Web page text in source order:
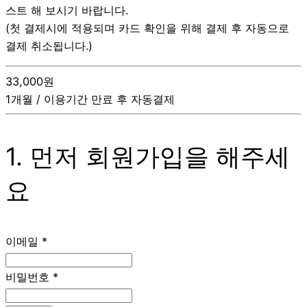
스트 해 보시기 바랍니다.
(첫 결제시에 적용되며 카드 확인을 위해 결제 후 자동으로
결제 취소됩니다.)
33,000원
1개월 / 이용기간 만료 후 자동결제
1. 먼저 회원가입을 해주세
요
이메일 *
비밀번호 *